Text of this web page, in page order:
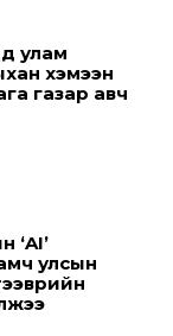
улам
хэмээн
газар авч
‘AI’
улсын